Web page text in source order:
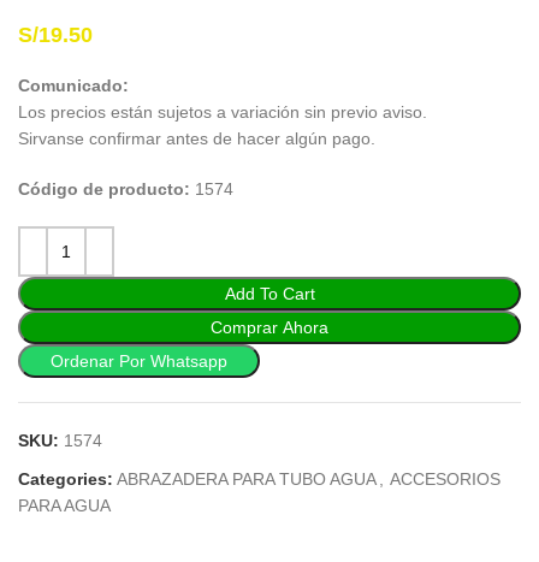
S/19.50
Comunicado:
Los precios están sujetos a variación sin previo aviso.
Sirvanse confirmar antes de hacer algún pago.
Código de producto: 1574
Add To Cart
Comprar Ahora
Ordenar Por Whatsapp
SKU: 1574
Categories: ABRAZADERA PARA TUBO AGUA
ACCESORIOS
PARA AGUA